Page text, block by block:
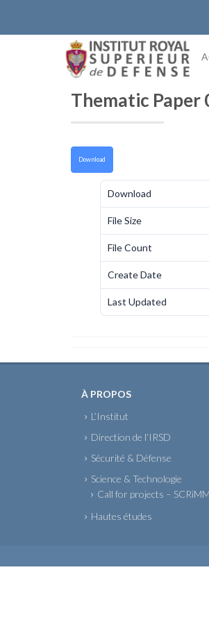
content
Thematic Paper
Download
Download
File Size
File Count
Create Date
Last Updated
À PROPOS
L’Institut
Direction de l’IRSD
Sécurité & Défense
Science & Technologie
Call for projects – SCRiMM
Hautes études